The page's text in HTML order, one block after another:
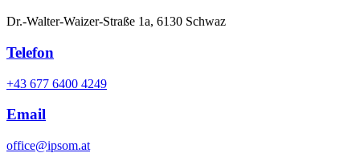
Dr.-Walter-Waizer-Straße 1a, 6130 Schwaz
Telefon
+43 677 6400 4249
Email
office@ipsom.at